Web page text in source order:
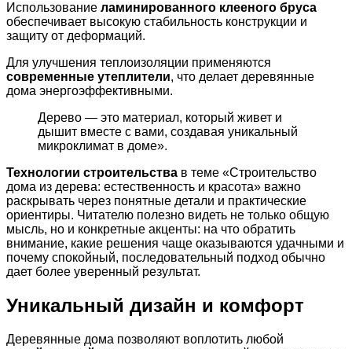
Использование ламинированного клееного бруса
обеспечивает высокую стабильность конструкции и
защиту от деформаций.
Для улучшения теплоизоляции применяются
современные утеплители, что делает деревянные
дома энергоэффективными.
Дерево — это материал, который живет и
дышит вместе с вами, создавая уникальный
микроклимат в доме».
Технологии строительства в теме «Строительство
дома из дерева: естественность и красота» важно
раскрывать через понятные детали и практические
ориентиры. Читателю полезно видеть не только общую
мысль, но и конкретные акценты: на что обратить
внимание, какие решения чаще оказываются удачными и
почему спокойный, последовательный подход обычно
дает более уверенный результат.
Уникальный дизайн и комфорт
Деревянные дома позволяют воплотить любой